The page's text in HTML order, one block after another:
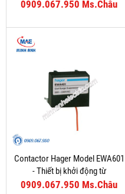
0909.067.950 Ms.Châu
Contactor Hager Model EWA601
- Thiết bị khởi động từ
0909.067.950 Ms.Châu